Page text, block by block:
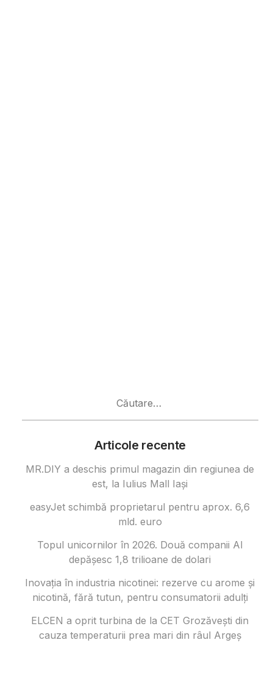
Articole recente
MR.DIY a deschis primul magazin din regiunea de
est, la Iulius Mall Iași
easyJet schimbă proprietarul pentru aprox. 6,6
mld. euro
Topul unicornilor în 2026. Două companii AI
depășesc 1,8 trilioane de dolari
Inovația în industria nicotinei: rezerve cu arome și
nicotină, fără tutun, pentru consumatorii adulți
ELCEN a oprit turbina de la CET Grozăvești din
cauza temperaturii prea mari din râul Argeș